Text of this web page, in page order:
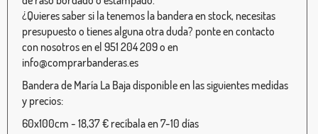
¿Quieres saber si la tenemos la bandera en stock, necesitas
presupuesto o tienes alguna otra duda? ponte en contacto
con nosotros en el 951 204 209 o en
info@comprarbanderas.es
Bandera de María La Baja disponible en las siguientes medidas
y precios:
60x100cm - 18,37 € recíbala en 7-10 días